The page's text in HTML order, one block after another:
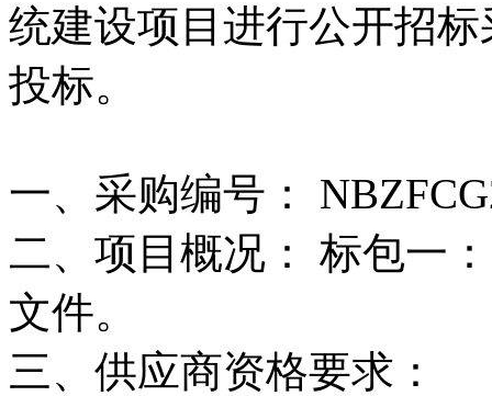
统建设项目进行公开招
投标。
一、采购编号：
二、项目概况： 标包一
文件。
三、供应商资格要求：